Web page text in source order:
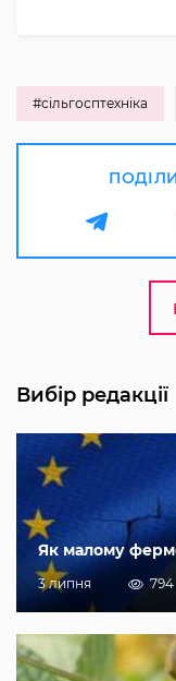
#сільгосптехніка
Вибір редакції
Як малому
3 липня 794